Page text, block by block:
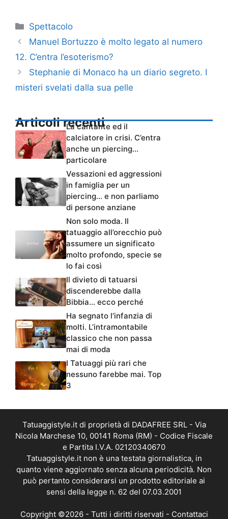
Categorie
Spettacolo
Manuel Bortuzzo è molto legato al numero
12. C’entra l’esoterismo?
Stephanie di Monaco ha un diario segreto. I
misteri svelati dalla sua pelle
Articoli recenti
La cantante ed il
calciatore in crisi. C’entra
anche un piercing…
particolare
Vessazioni ed aggressioni
in famiglia per un
piercing… e non parliamo
di persone anziane
Non solo moda. Il
tatuaggio all’orecchio può
assumere un significato
molto profondo, specie se
lo fai così
Il divieto di tatuarsi
discenderebbe dalla
Bibbia… ecco perché
Ha segnato l’infanzia di
molti. L’intramontabile
classico che non passa
mai di moda
I Tatuaggi più rari che
nessuno farebbe mai. Top
3
Tatuaggistyle.it di proprietà di DADAFREE SRL - Via
Nicola Marchese 10, 00141 Roma (RM) - Codice Fiscale
e Partita I.V.A. 02120340670
Tatuaggistyle.it non è una testata giornalistica, in
quanto viene aggiornato senza alcuna periodicità. Non
può pertanto considerarsi un prodotto editoriale ai
sensi della legge n. 62 del 07.03.2001
Copyright ©2026 - Tutti i diritti riservati - Contattaci